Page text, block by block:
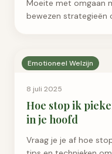
Moeite met omgaan
bewezen strategieën
Emotioneel Welzijn
8 juli 2025
Hoe stop ik
in je hoofd
Vraag je je af hoe